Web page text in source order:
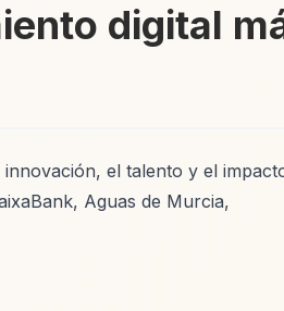
digital
el talento y el
Aguas de Murcia,